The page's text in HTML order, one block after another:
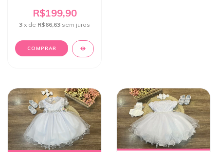
R$199,90
3 x de R$66,63 sem juros
COMPRAR